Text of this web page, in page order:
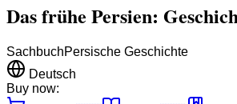
Das frühe Persien:
SachbuchPersische Geschichte
Deutsch
Buy now: